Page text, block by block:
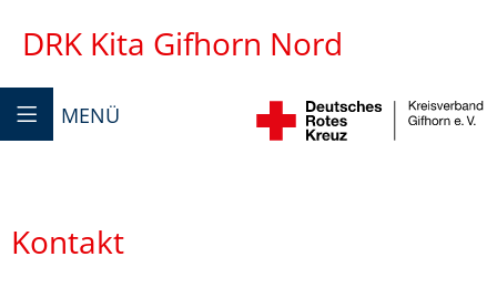
DRK Kita Gifhorn Nord
MENÜ
Kontakt